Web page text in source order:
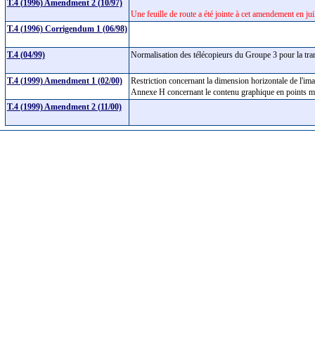
T.4 (1996) Amendment 2 (10/97)
Une feuille de route a été jointe à cet amendement en
T.4 (1996) Corrigendum 1 (06/98)
T.4 (04/99) Normalisation des télécopieurs du Groupe 3 pour la
T.4 (1999) Amendment 1 (02/00)
Restriction concernant la dimension horizontale de
Annexe H concernant le contenu graphique en points
T.4 (1999) Amendment 2 (11/00)